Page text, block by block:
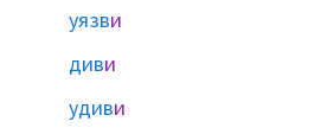
уязви
диви
удиви